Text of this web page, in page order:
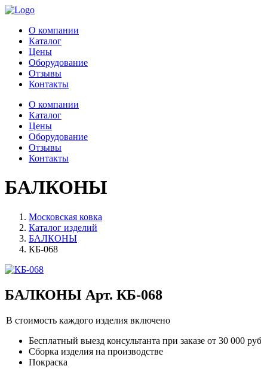
О компании
Каталог
Цены
Оборудование
Отзывы
Контакты
О компании
Каталог
Цены
Оборудование
Отзывы
Контакты
БАЛКОНЫ
Московская ковка
Каталог изделий
БАЛКОНЫ
КБ-068
БАЛКОНЫ Арт. КБ-068
В стоимость каждого изделия включено
Бесплатный выезд консультанта при заказе от 30 000 руб
Сборка изделия на производстве
Покраска